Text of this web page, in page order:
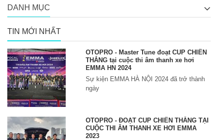
DANH MỤC
TIN MỚI NHẤT
OTOPRO - Master Tune đoạt CUP CHIẾN
THẮNG tại cuộc thi âm thanh xe hơi
EMMA HN 2024
Sự kiện EMMA HÀ NỘI 2024 đã trở thành
ngày
OTOPRO - ĐOẠT CUP CHIẾN THẮNG TẠI
CUỘC THI ÂM THANH XE HƠI EMMA
2023